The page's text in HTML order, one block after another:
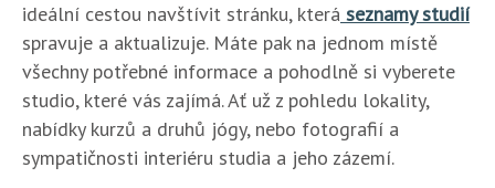
ideální cestou navštívit stránku, která seznamy studií
spravuje a aktualizuje. Máte pak na jednom místě
všechny potřebné informace a pohodlně si vyberete
studio, které vás zajímá. Ať už z pohledu lokality,
nabídky kurzů a druhů jógy, nebo fotografií a
sympatičnosti interiéru studia a jeho zázemí.